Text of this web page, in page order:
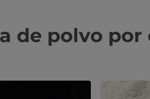
de polvo por